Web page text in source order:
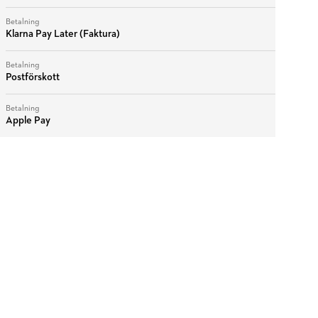
Betalning
Klarna Pay Later (Faktura)
Betalning
Postförskott
Betalning
Apple Pay